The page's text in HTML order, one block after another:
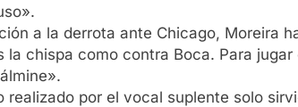
a la derrota ante Chicago, Moreira
la chispa como contra Boca. Para
realizado por el vocal suplente solo